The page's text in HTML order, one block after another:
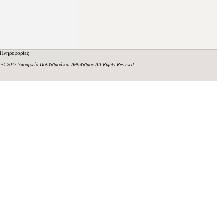
Πληροφορίες
© 2012 Υπουργείο Πολιτισμού και Αθλητισμού All Rights Reserved